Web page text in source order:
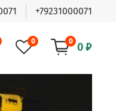
+79231000071
0 0 0 ₽